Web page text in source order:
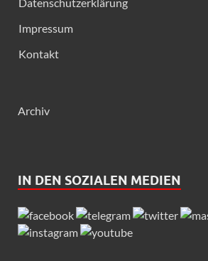
Impressum
Kontakt
Archiv
IN DEN SOZIALEN MEDIEN